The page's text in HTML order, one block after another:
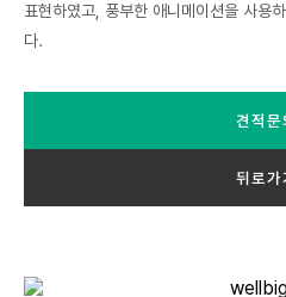
표현하였고, 풍부한 애니메이션을 사용
다.
견적문
뒤로가